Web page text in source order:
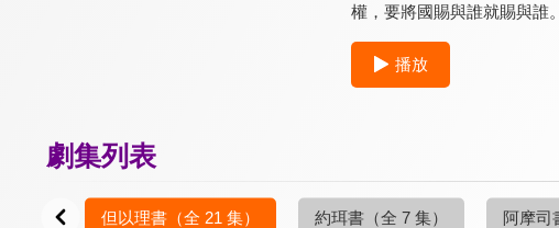
權，要將國賜與誰就賜與誰。
播放
劇集列表
但以理書 （全 21 集） 約珥書 （全 7 集） 阿摩司